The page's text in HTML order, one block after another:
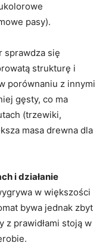
pasy).
sprawdza się
strukturę i
porównaniu z innymi
gęsty, co ma
(trzewiki,
masa drewna dla
i działanie
w większości
bywa jednak zbyt
z prawidłami stoją w